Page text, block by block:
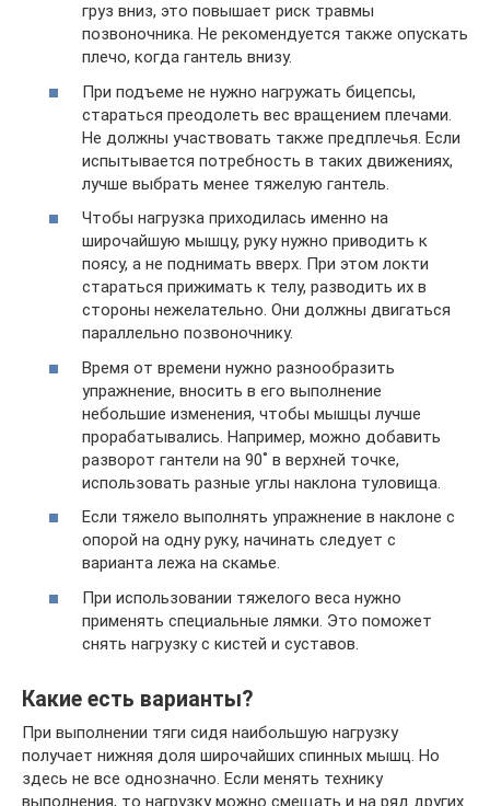
груз вниз, это повышает риск травмы
позвоночника. Не рекомендуется также опускать
плечо, когда гантель внизу.
При подъеме не нужно нагружать бицепсы,
стараться преодолеть вес вращением плечами.
Не должны участвовать также предплечья. Если
испытывается потребность в таких движениях,
лучше выбрать менее тяжелую гантель.
Чтобы нагрузка приходилась именно на
широчайшую мышцу, руку нужно приводить к
поясу, а не поднимать вверх. При этом локти
стараться прижимать к телу, разводить их в
стороны нежелательно. Они должны двигаться
параллельно позвоночнику.
Время от времени нужно разнообразить
упражнение, вносить в его выполнение
небольшие изменения, чтобы мышцы лучше
прорабатывались. Например, можно добавить
разворот гантели на 90˚ в верхней точке,
использовать разные углы наклона туловища.
Если тяжело выполнять упражнение в наклоне с
опорой на одну руку, начинать следует с
варианта лежа на скамье.
При использовании тяжелого веса нужно
применять специальные лямки. Это поможет
снять нагрузку с кистей и суставов.
Какие есть варианты?
При выполнении тяги сидя наибольшую нагрузку
получает нижняя доля широчайших спинных мышц. Но
здесь не все однозначно. Если менять технику
выполнения, то нагрузку можно смещать и на ряд других